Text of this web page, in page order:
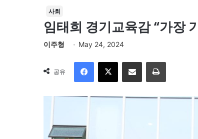
사회
임태희 경기교육감 “가장
이주형 May 24, 2024
공유
이메일